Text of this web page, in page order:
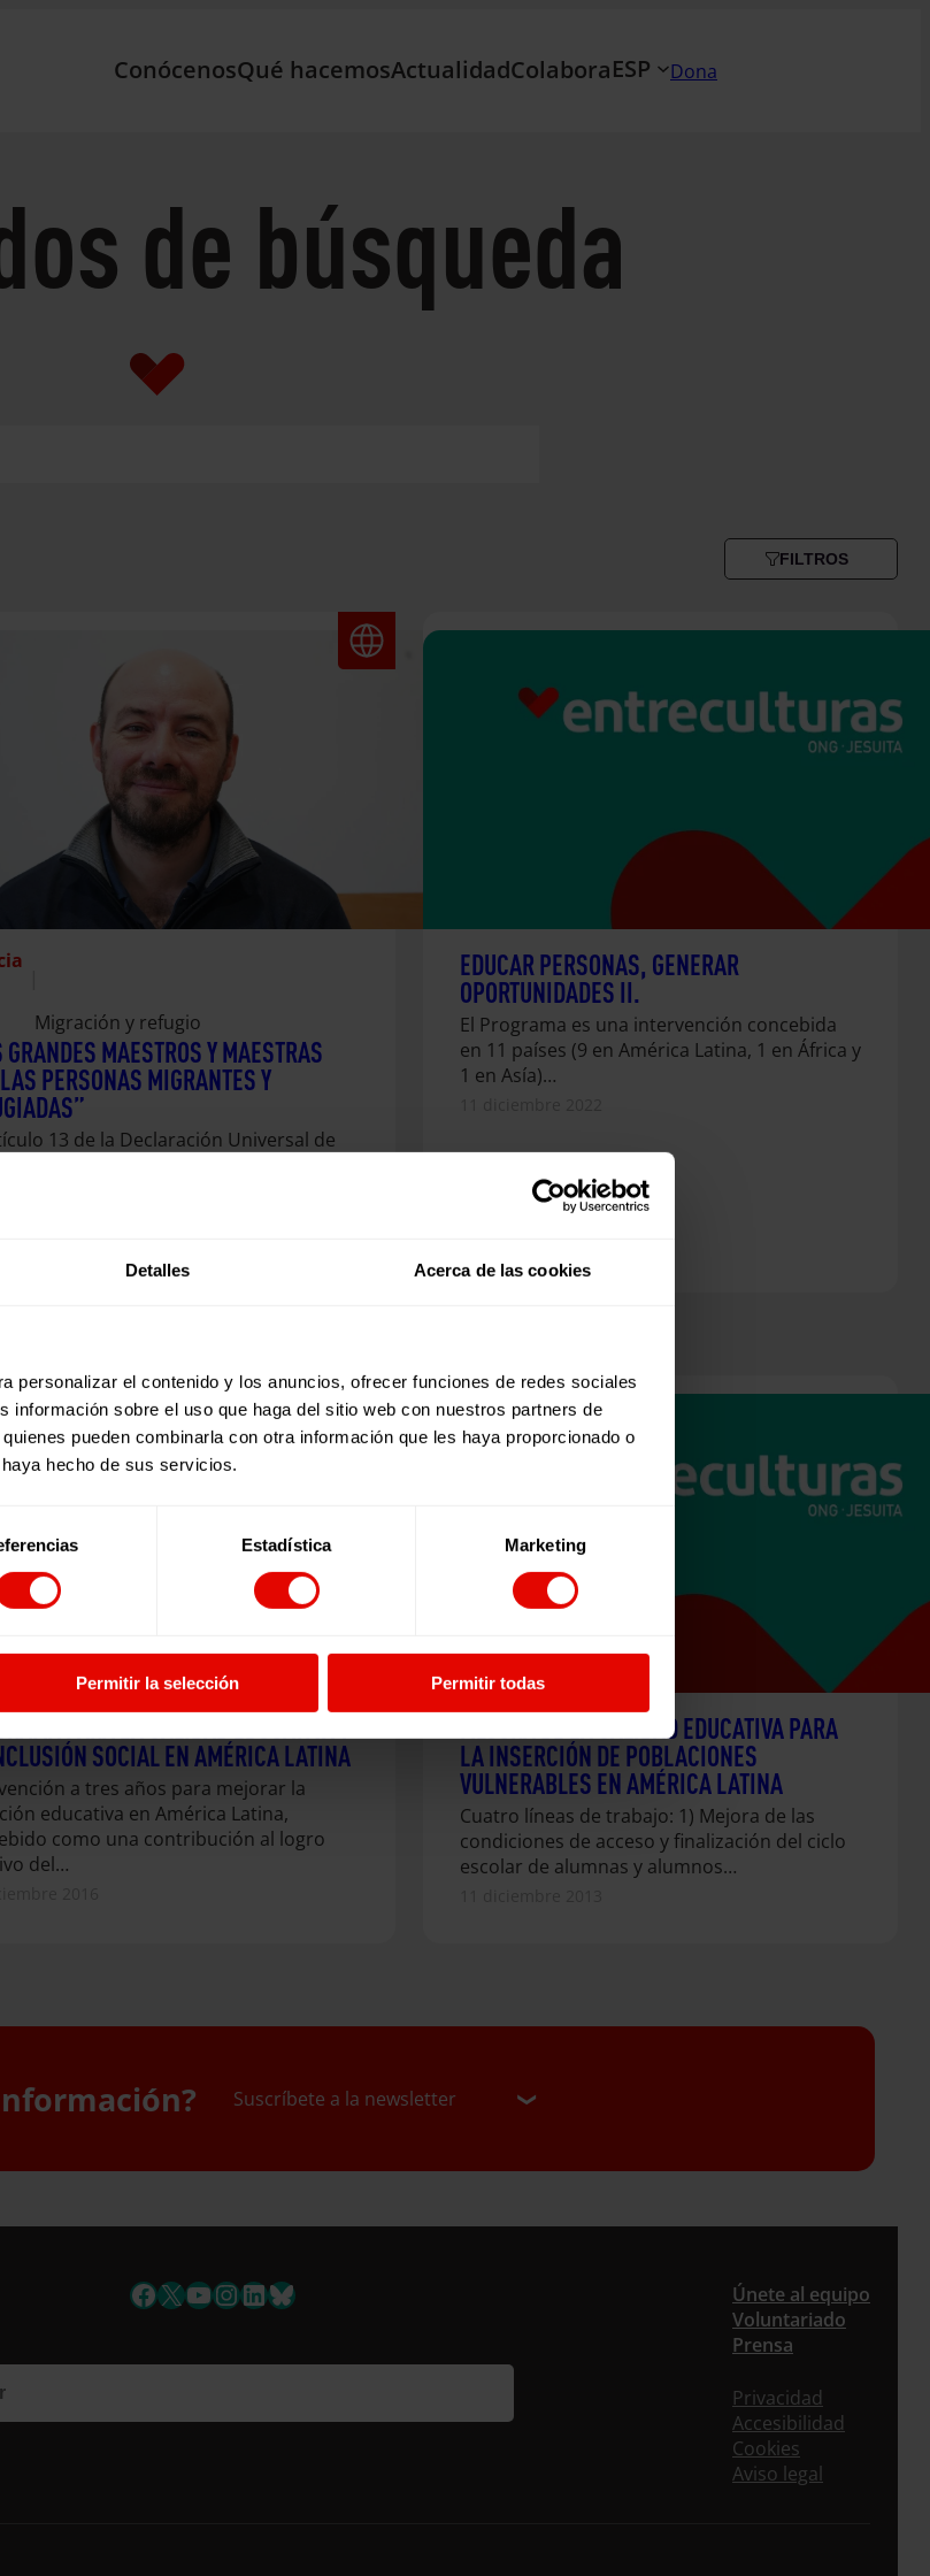
Detalles Acerca de las cookies
personalizar el contenido y los anuncios, ofrecer funciones de redes sociales
información sobre el uso que haga del sitio web con nuestros partners de
pueden combinarla con otra información que les haya proporcionado o
hecho de sus servicios.
Estadística Marketing
Permitir la selección Permitir todas
ConócenosQué hacemosActualidadColaboraESP Dona
de búsqueda
FILTROS
Migración y refugio
GRANDES MAESTROS Y MAESTRAS
PERSONAS MIGRANTES Y
13 de la Declaración Universal de
EDUCAR PERSONAS, GENERAR
OPORTUNIDADES II.
El Programa es una intervención concebida
en 11 países (9 en América Latina, 1 en África y
1 en Asía)…
SOCIAL EN AMÉRICA LATINA
a tres años para mejorar la
educativa en América Latina,
como una contribución al logro
del…
MEJORA DE LA CALIDAD EDUCATIVA PARA
LA INSERCIÓN DE POBLACIONES
VULNERABLES EN AMÉRICA LATINA
Cuatro líneas de trabajo: 1) Mejora de las
condiciones de acceso y finalización del ciclo
escolar de alumnas y alumnos…
Suscríbete a la newsletter
a la newsletter
Si quieres recibir nuestra newsletter mensual y los
correos puntuales en los que te ofrecemos
formulario. Al instante, te daremos de alta en
nuestra base de datos y podrás estar al tanto de
Facebook
X YouTube
Instagram
LinkedIn
Bluesky
Únete al equipo
Voluntariado
Prensa
Privacidad
Accesibilidad
Cookies
Aviso legal